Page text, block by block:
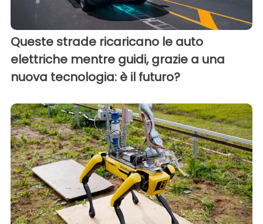
Queste strade ricaricano le auto
elettriche mentre guidi, grazie a una
nuova tecnologia: è il futuro?